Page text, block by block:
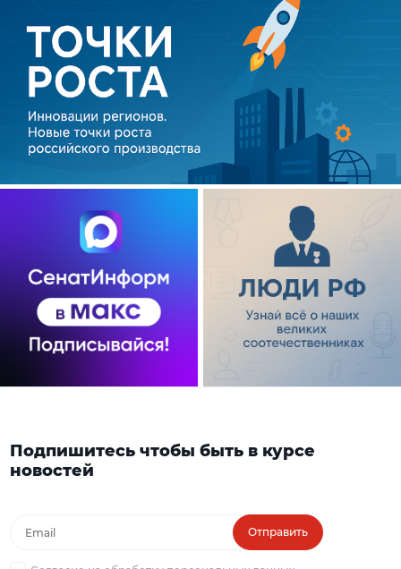
Подпишитесь чтобы быть в курсе
новостей
Отправить